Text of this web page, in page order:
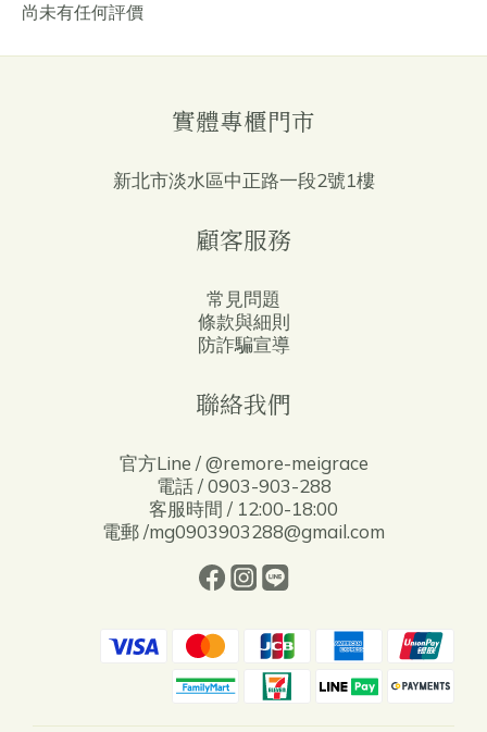
尚未有任何評價
實體專櫃門市
新北市淡水區中正路一段2號1樓
顧客服務
常見問題
條款與細則
防詐騙宣導
聯絡我們
官方Line / @remore-meigrace
電話 / 0903-903-288
客服時間 / 12:00-18:00
電郵 /mg0903903288@gmail.com